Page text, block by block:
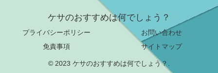
ケサのおすすめは何でしょう？
プライバシーポリシー
お問い合わせ
免責事項
サイトマップ
© 2023 ケサのおすすめは何でしょう？.